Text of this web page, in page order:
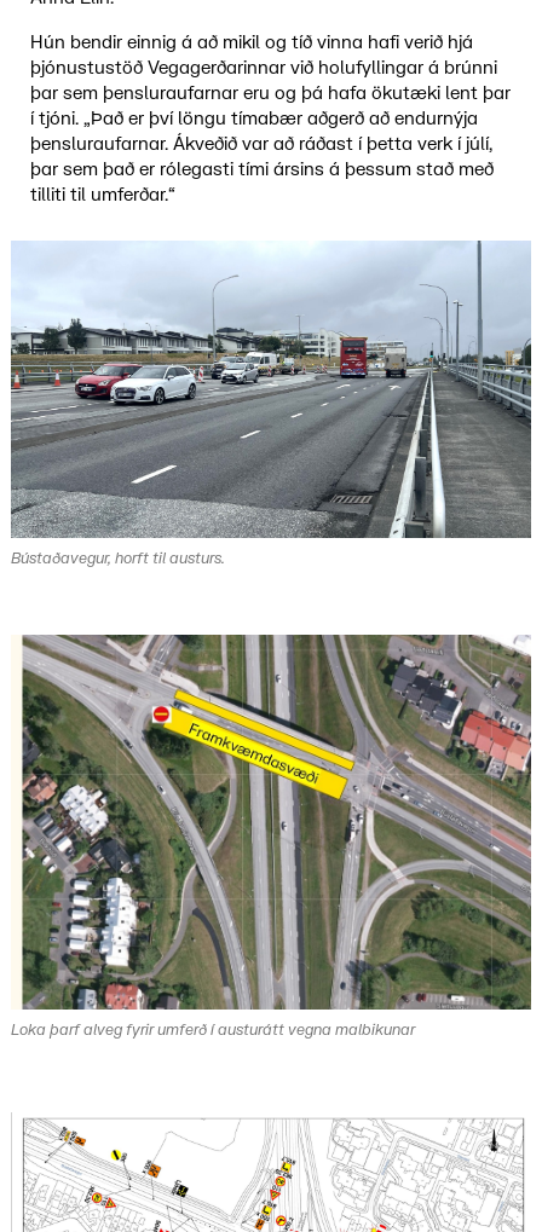
Hún bendir einnig á að mikil og tíð vinna hafi verið hjá
þjónustustöð Vegagerðarinnar við holufyllingar á brúnni
þar sem þensluraufarnar eru og þá hafa ökutæki lent þar
í tjóni. „Það er því löngu tímabær aðgerð að endurnýja
þensluraufarnar. Ákveðið var að ráðast í þetta verk í júlí,
þar sem það er rólegasti tími ársins á þessum stað með
tilliti til umferðar.“
Bústaðavegur, horft til austurs.
Loka þarf alveg fyrir umferð í austurátt vegna malbikunar